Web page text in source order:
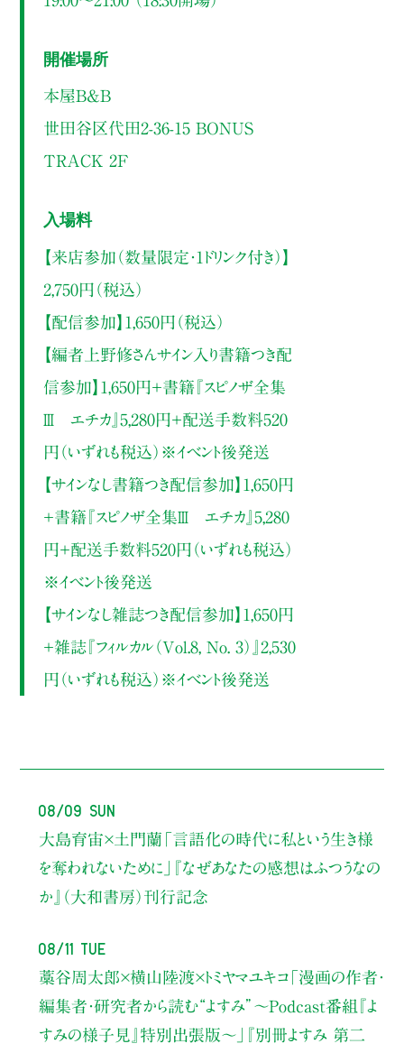
開催場所
本屋B&B
世田谷区代田2-36-15 BONUS
TRACK 2F
入場料
【来店参加（数量限定・1ドリンク付き）】
2,750円（税込）
【配信参加】1,650円（税込）
【編者上野修さんサイン入り書籍つき配
信参加】1,650円＋書籍『スピノザ全集
Ⅲ エチカ』5,280円＋配送手数料520
円（いずれも税込）※イベント後発送
【サインなし書籍つき配信参加】1,650円
＋書籍『スピノザ全集Ⅲ エチカ』5,280
円＋配送手数料520円（いずれも税込）
※イベント後発送
【サインなし雑誌つき配信参加】1,650円
＋雑誌『フィルカル（Vol.8, No. 3）』2,530
円（いずれも税込）※イベント後発送
08/09 Sun
大島育宙×土門蘭 「言語化の時代に私という生き様
を奪われないために」
『なぜあなたの感想はふつうなの
か』（大和書房）刊行記念
08/11 Tue
藁谷周太郎×横山陸渡×トミヤマユキコ「漫画の作者・
編集者・研究者から読む“よすみ” 〜Podcast番組『よ
すみの様子見』特別出張版〜」
『別冊よすみ 第二